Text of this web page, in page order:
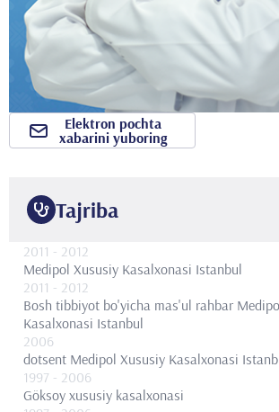
Tajriba
2011 - 2012
Medipol Xususiy Kasalxonasi Istanbul
2011 - 2012
Bosh tibbiyot bo'yicha mas'ul rahbar
Kasalxonasi Istanbul
2006
dotsent Medipol Xususiy Kasalxonasi
1997 - 2006
Göksoy xususiy kasalxonasi
Elektron pochta
xabarini yuboring